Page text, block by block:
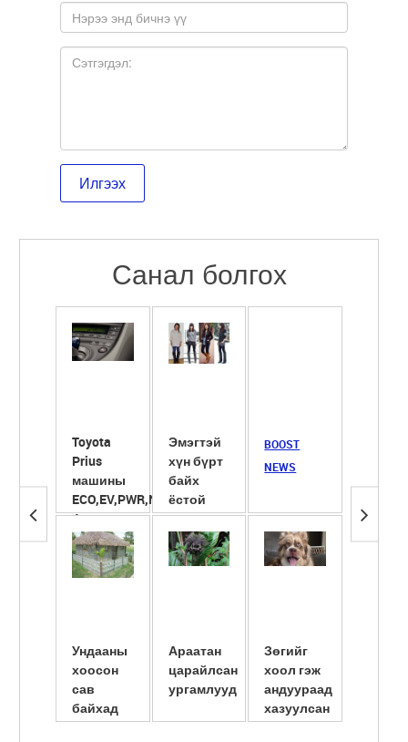
Санал болгох
Toyota
Prius
машины
ECO,EV,PWR,NRL
4 горим
Ундааны
хоосон
сав
байхад
амьдарчих
Эмэгтэй
хүн бүрт
байх
ёстой
гутлууд
Араатан
царайлсан
ургамлууд
BOOST
NEWS
Зөгийг
хоол гэж
андуураад
хазуулсан
нь